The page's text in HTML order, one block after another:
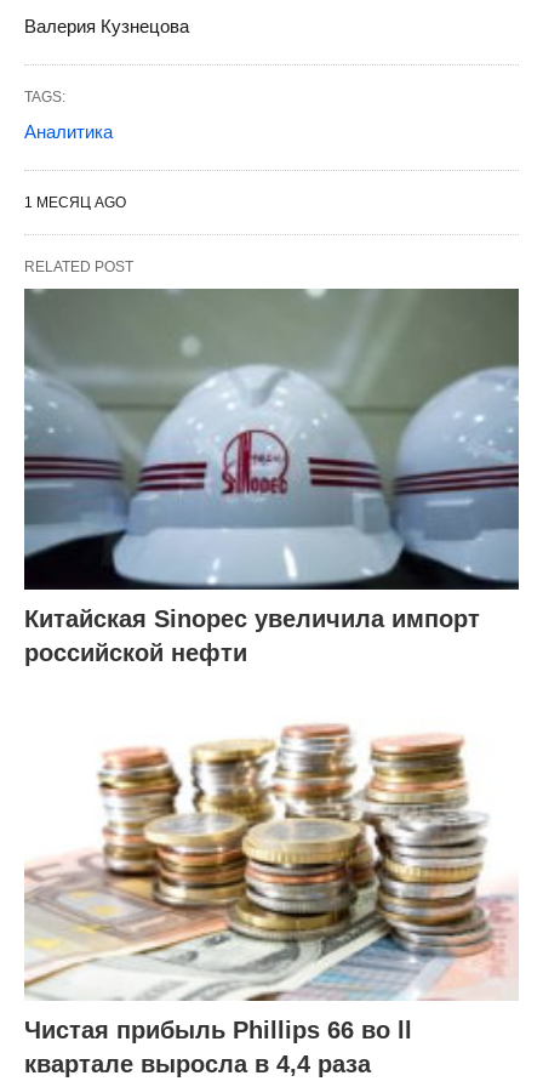
Валерия Кузнецова
TAGS:
Аналитика
1 МЕСЯЦ AGO
RELATED POST
Китайская Sinopec увеличила импорт
российской нефти
Чистая прибыль Phillips 66 во ll
квартале выросла в 4,4 раза